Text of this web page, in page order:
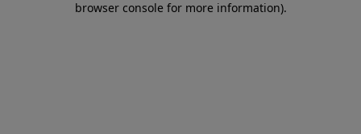
browser console for more information).